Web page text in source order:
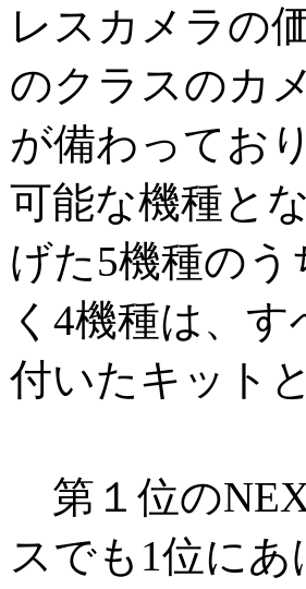
レスカメラの
のクラスのカ
が備わってお
可能な機種と
げた5機種の
く4機種は、
付いたキット
第１位の
スでも1位に